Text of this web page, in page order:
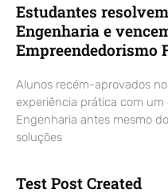
Estudantes
Engenharia e
Empreendedorismo
Alunos recém-aprovados
experiência prática com um
Engenharia antes mesmo
soluções
Test Post Created